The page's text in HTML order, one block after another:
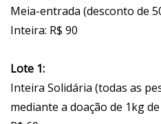
Meia-entrada (desconto de
Inteira: R$ 90
Lote 1:
Inteira Solidária (todas as
mediante a doação de 1kg